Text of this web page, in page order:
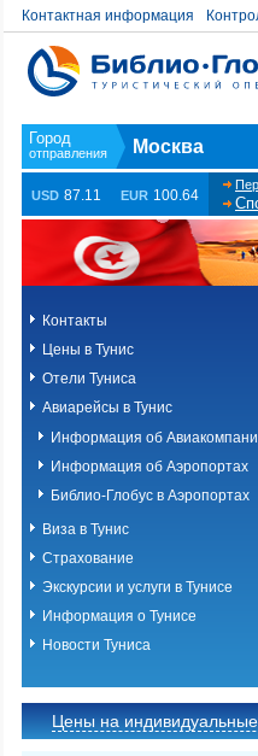
Контактная информация
Москва
USD 87.11 EUR 100.64
Контакты
Цены в Тунис
Отели Туниса
Авиарейсы в Тунис
Информация об
Информация об Аэропортах
Библио-Глобус в Аэропортах
Виза в Тунис
Страхование
Экскурсии и услуги в Тунисе
Информация о Тунисе
Новости Туниса
Цены на